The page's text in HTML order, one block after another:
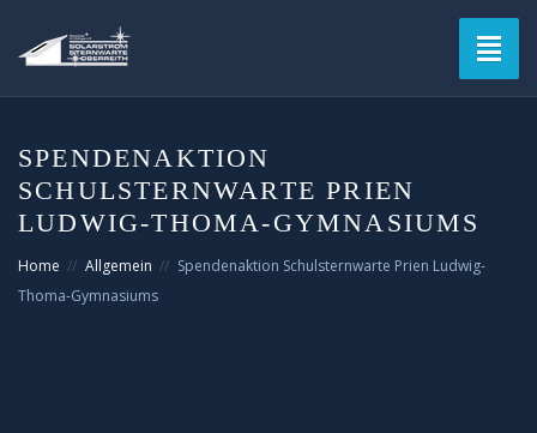
SPENDENAKTION
SCHULSTERNWARTE PRIEN
LUDWIG-THOMA-GYMNASIUMS
Home Allgemein
Spendenaktion Schulsternwarte Prien Ludwig-
Thoma-Gymnasiums